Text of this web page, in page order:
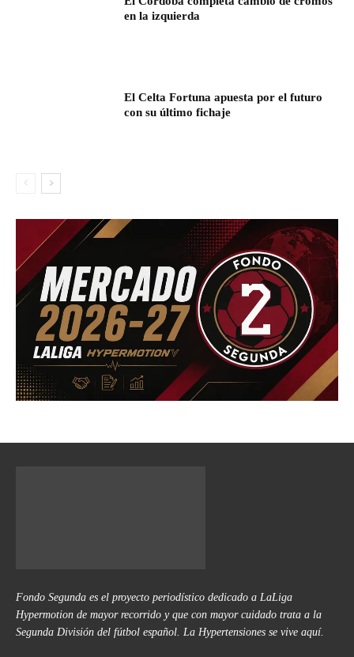
en la izquierda
El Celta Fortuna apuesta por el futuro
con su último fichaje
Fondo Segunda es el proyecto periodístico dedicado a LaLiga
Hypermotion de mayor recorrido y que con mayor cuidado trata a la
Segunda División del fútbol español. La Hypertensiones se vive aquí.